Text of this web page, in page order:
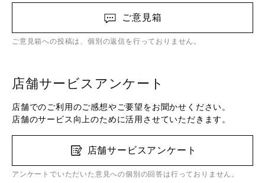
ご意見箱
ご意見箱への投稿は、個別の返信を行っておりません。
店舗サービスアンケート
店舗でのご利用のご感想やご要望をお聞かせください。
店舗のサービス向上のために活用させていただきます。
店舗サービスアンケート
アンケートでいただいた意見への個別の回答は行っておりません。